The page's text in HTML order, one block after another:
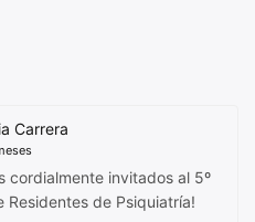
Carrera
cordialmente invitados al 5º
Residentes de Psiquiatría!